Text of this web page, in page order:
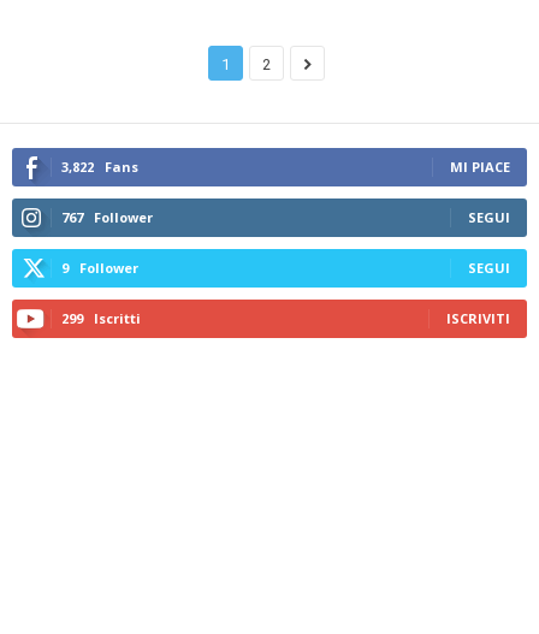
1 2
3,822 Fans MI PIACE
767 Follower SEGUI
9 Follower SEGUI
299 Iscritti ISCRIVITI